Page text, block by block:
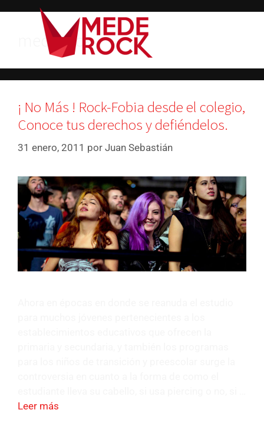
mederock
¡ No Más ! Rock-Fobia desde el colegio,
Conoce tus derechos y defiéndelos.
31 enero, 2011 por Juan Sebastián
Leer más